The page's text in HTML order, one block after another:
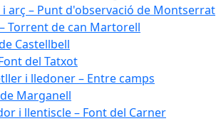
i arç – Punt d'observació de Montserrat
Torrent de can Martorell
Castellbell
del Tatxot
i lledoner – Entre camps
Marganell
i llentiscle – Font del Carner